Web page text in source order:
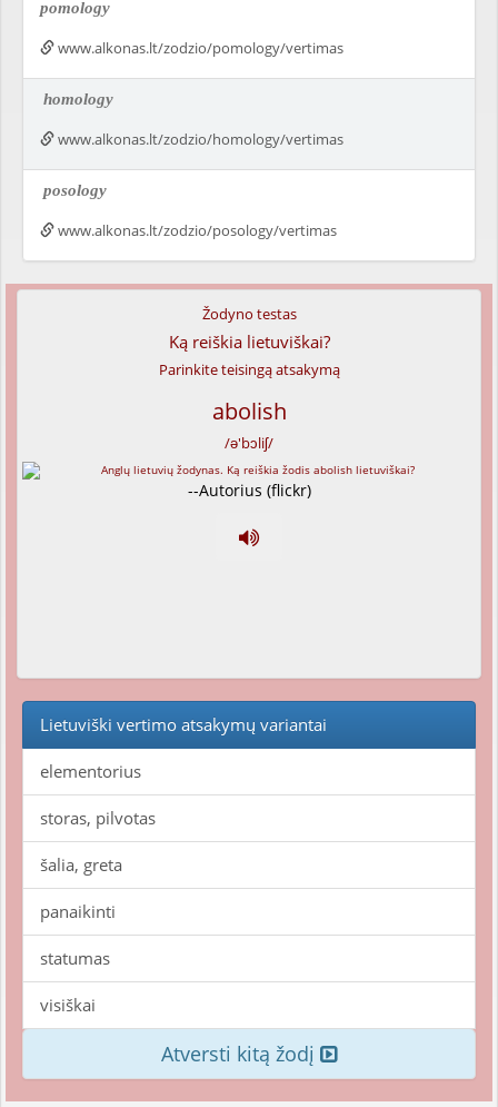
pomology
www.alkonas.lt/zodzio/pomology/vertimas
homology
www.alkonas.lt/zodzio/homology/vertimas
posology
www.alkonas.lt/zodzio/posology/vertimas
Žodyno testas
Ką reiškia lietuviškai?
Parinkite teisingą atsakymą
abolish
/ə'bɔliʃ/
--Autorius (flickr)
Lietuviški vertimo atsakymų variantai
elementorius
storas, pilvotas
šalia, greta
panaikinti
statumas
visiškai
Atversti kitą žodį